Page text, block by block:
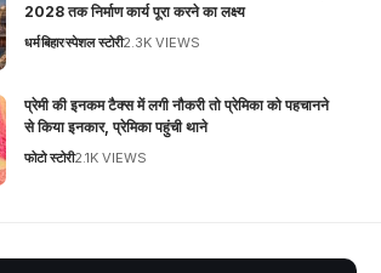
2028 तक निर्माण कार्य पूरा करने का लक्ष्य
धर्मबिहारस्पेशल स्टोरी2.3K VIEWS
प्रेमी की इनकम टैक्स में लगी नौकरी तो प्रेमिका को पहचानने
से किया इनकार, प्रेमिका पहुंची थाने
फोटो स्टोरी2.1K VIEWS